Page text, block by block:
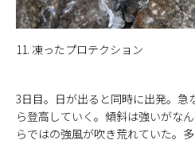
11. 凍ったプロテクション
3日目。日が出ると同時に出発。急
ら登高していく。傾斜は強いがな
らではの強風が吹き荒れていた。